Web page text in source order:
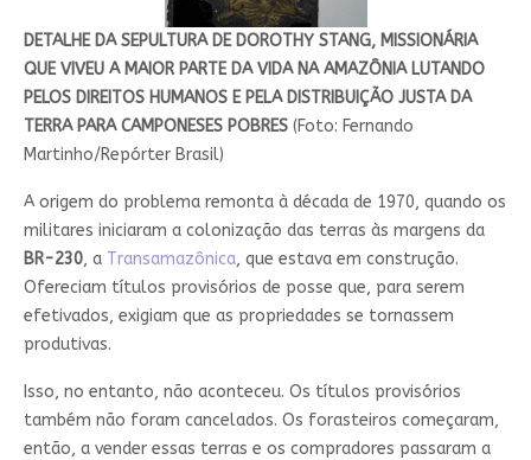
DETALHE DA SEPULTURA DE DOROTHY STANG, MISSIONÁRIA
QUE VIVEU A MAIOR PARTE DA VIDA NA AMAZÔNIA LUTANDO
PELOS DIREITOS HUMANOS E PELA DISTRIBUIÇÃO JUSTA DA
TERRA PARA CAMPONESES POBRES(Foto: Fernando
Martinho/Repórter Brasil)
A origem do problema remonta à década de 1970, quando os
militares iniciaram a colonização das terras às margens da
BR-230, a Transamazônica, que estava em construção.
Ofereciam títulos provisórios de posse que, para serem
efetivados, exigiam que as propriedades se tornassem
produtivas.
Isso, no entanto, não aconteceu. Os títulos provisórios
também não foram cancelados. Os forasteiros começaram,
então, a vender essas terras e os compradores passaram a